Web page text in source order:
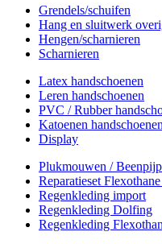
Grendels/schuifen
Hang en sluitwerk
Hengen/scharnieren
Scharnieren
Latex handschoenen
Leren handschoenen
PVC / Rubber
Katoenen handschoenen
Display
Plukmouwen /
Reparatieset
Regenkleding import
Regenkleding Dolfing
Regenkleding